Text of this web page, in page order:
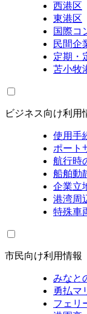
西港区
東港区
国際コ
民間企
定期・
苫小牧
ビジネス向け利用
使用手
ポート
航行時
船舶動
企業立
港湾周
特殊車
市民向け利用情報
みなと
勇払マ
フェリ